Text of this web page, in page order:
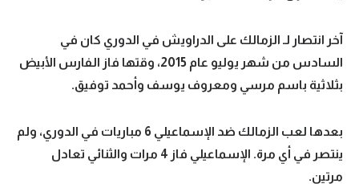
آخر انتصار لـ الزمالك على الدراويش في الدوري كان في
السادس من شهر يوليو عام 2015، وقتها فاز الفارس الأبيض
بثلاثية باسم مرسي ومعروف يوسف وأحمد توفيق.
بعدها لعب الزمالك ضد الإسماعيلي 6 مباريات في الدوري، ولم
ينتصر في أي مرة. الإسماعيلي فاز 4 مرات والثنائي تعادل
مرتين.